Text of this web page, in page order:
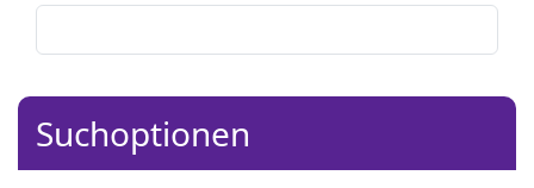
Suchoptionen